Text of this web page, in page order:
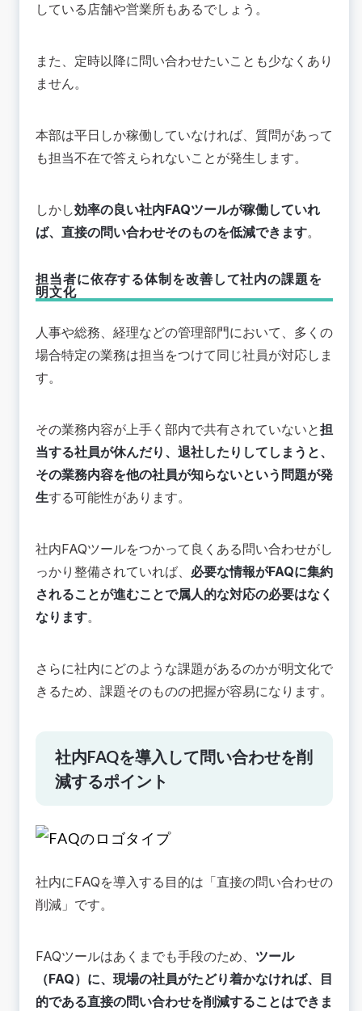
している店舗や営業所もあるでしょう。
また、定時以降に問い合わせたいことも少なくあり
ません。
本部は平日しか稼働していなければ、質問があって
も担当不在で答えられないことが発生します。
しかし効率の良い社内FAQツールが稼働していれ
ば、直接の問い合わせそのものを低減できます。
担当者に依存する体制を改善して社内の課題を
明文化
人事や総務、経理などの管理部門において、多くの
場合特定の業務は担当をつけて同じ社員が対応しま
す。
その業務内容が上手く部内で共有されていないと担
当する社員が休んだり、退社したりしてしまうと、
その業務内容を他の社員が知らないという問題が発
生する可能性があります。
社内FAQツールをつかって良くある問い合わせがし
っかり整備されていれば、 必要な情報がFAQに集約
されることが進むことで属人的な対応の必要はなく
なります。
さらに社内にどのような課題があるのかが明文化で
きるため、課題そのものの把握が容易になります。
社内FAQを導入して問い合わせを削
減するポイント
社内にFAQを導入する目的は「直接の問い合わせの
削減」です。
FAQツールはあくまでも手段のため、 ツール
（FAQ）に、現場の社員がたどり着かなければ、目
的である直接の問い合わせを削減することはできま